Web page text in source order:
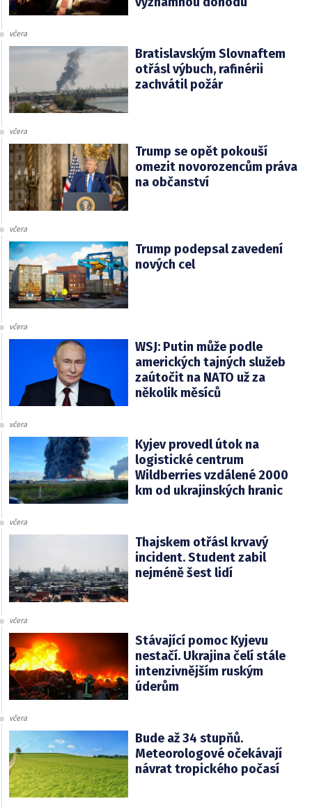
včera
Bratislavským Slovnaftem
otřásl výbuch, rafinérii
zachvátil požár
včera
Trump se opět pokouší
omezit novorozencům práva
na občanství
včera
Trump podepsal zavedení
nových cel
včera
WSJ: Putin může podle
amerických tajných služeb
zaútočit na NATO už za
několik měsíců
včera
Kyjev provedl útok na
logistické centrum
Wildberries vzdálené 2000
km od ukrajinských hranic
včera
Thajskem otřásl krvavý
incident. Student zabil
nejméně šest lidí
včera
Stávající pomoc Kyjevu
nestačí. Ukrajina čelí stále
intenzivnějším ruským
úderům
včera
Bude až 34 stupňů.
Meteorologové očekávají
návrat tropického počasí